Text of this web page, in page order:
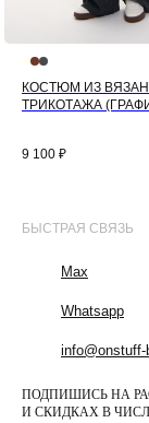
КОСТЮМ ИЗ
ТРИКОТАЖА
9 100 ₽
ПОДПИШИСЬ НА
И СКИДКАХ В
БЫСТРАЯ СВЯЗЬ
Max
Whatsapp
info@onstuff-